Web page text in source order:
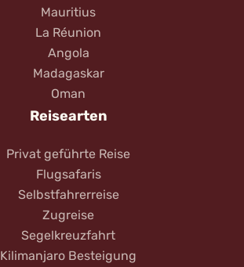
Mauritius
La Réunion
Angola
Madagaskar
Oman
Reisearten
Privat geführte Reise
Flugsafaris
Selbstfahrerreise
Zugreise
Segelkreuzfahrt
Kilimanjaro Besteigung